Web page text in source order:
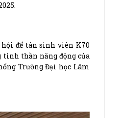
để tân sinh viên K70
tinh thần năng động của
Trường Đại học Lâm